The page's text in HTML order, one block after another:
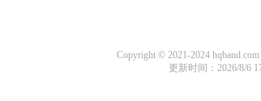
Copyright © 2021-2024
更新时间：2026/8/6